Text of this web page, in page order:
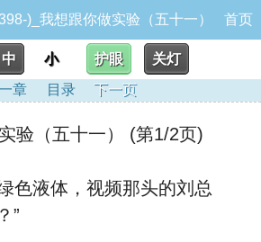
)_我想跟你做实验（五十一） 首页
中 小 护眼
关灯
一章
目录 下一页
（五十一） (第1/2页)
色液体，视频那头的刘总
”